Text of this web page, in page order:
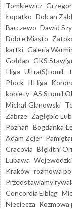
Tomkiewicz
Łopatko Dolcan
Barczewo Dawid
Dobre Miasto
kartki Galeria
Gołdap GKS
I liga Ultra(S)tomiL
Płock III liga
kobiety AS Stomil
Michał Glanowski
Zabrze Zagłębie
Poznań Bogdanka
Adam Zejer
Cracovia Błękitni
Lubawa
Kraków rozmowa
Przedstawiamy
Concordia Elbląg
Nieciecza Rozmowa